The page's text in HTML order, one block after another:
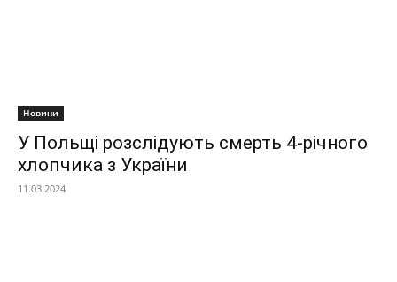
Новини
У Польщі розслідують смерть 4-річного
хлопчика з України
11.03.2024